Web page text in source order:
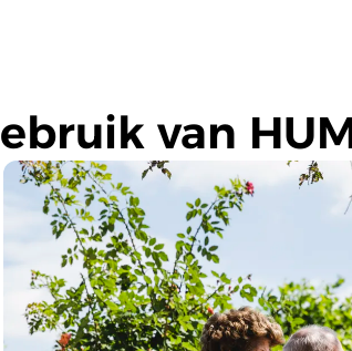
van